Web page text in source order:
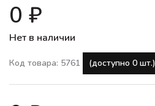
0 ₽
Нет в наличии
Код товара: 5761 (доступно 0 шт.)